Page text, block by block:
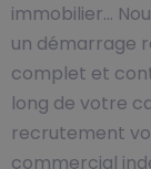
immobilier…
un démarrage
complet et
long de votre
recrutement
commercial